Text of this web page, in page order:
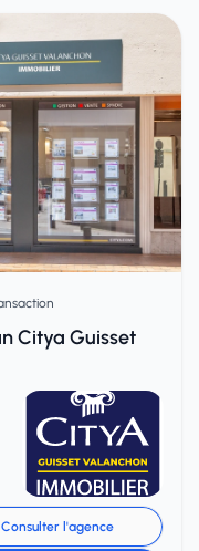
Citya Guisset
Consulter l'agence